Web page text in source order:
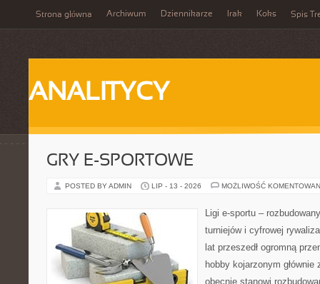
Strona główna Archiwum Dziennikarze Irak Koks Spis
ANALITYCY
GRY E-SPORTOWE
POSTED BY ADMIN LIP - 13 - 2026 MOŻLIWOŚĆ
Ligi e-sportu –
turniejów i cyfrowej
lat przeszedł ogromną
hobby kojarzonym
obecnie stanowi